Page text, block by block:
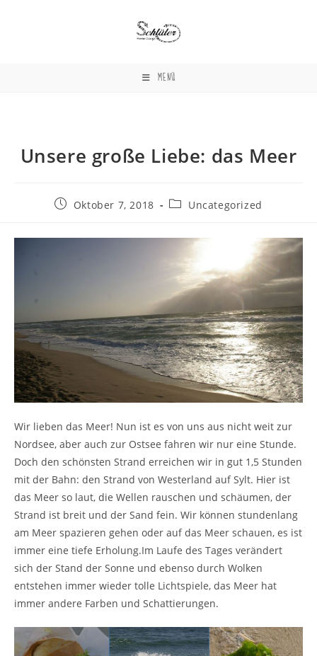
MENÜ
Unsere große Liebe: das Meer
BeitragOktober 7, 2018
Beitrags-
Uncategorized
Wir lieben das Meer! Nun ist es von uns aus nicht weit zur
Nordsee, aber auch zur Ostsee fahren wir nur eine Stunde.
Doch den schönsten Strand erreichen wir in gut 1,5 Stunden
mit der Bahn: den Strand von Westerland auf Sylt. Hier ist
das Meer so laut, die Wellen rauschen und schäumen, der
Strand ist breit und der Sand fein. Wir können stundenlang
am Meer spazieren gehen oder auf das Meer schauen, es ist
immer eine tiefe Erholung.Im Laufe des Tages verändert
sich der Stand der Sonne und ebenso durch Wolken
entstehen immer wieder tolle Lichtspiele, das Meer hat
immer andere Farben und Schattierungen.